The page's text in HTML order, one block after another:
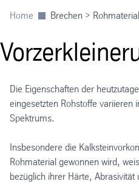
Home Brechen >
Die Eigenschaften der
eingesetzten Rohstoffe variieren
Spektrums.
Insbesondere die
Rohmaterial gewonnen wird,
bezüglich ihrer Härte,